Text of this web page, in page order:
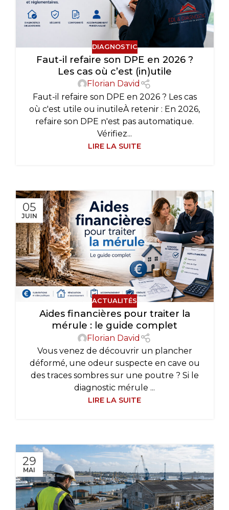
DIAGNOSTIC
Faut-il refaire son DPE en 2026 ?
Les cas où c’est (in)utile
Florian David
Faut-il refaire son DPE en 2026 ? Les cas
où c'est utile ou inutileÀ retenir : En 2026,
refaire son DPE n'est pas automatique.
Vérifiez...
LIRE LA SUITE
05
JUIN
ACTUALITÉS
Aides financières pour traiter la
mérule : le guide complet
Florian David
Vous venez de découvrir un plancher
déformé, une odeur suspecte en cave ou
des traces sombres sur une poutre ? Si le
diagnostic mérule ...
LIRE LA SUITE
29
MAI